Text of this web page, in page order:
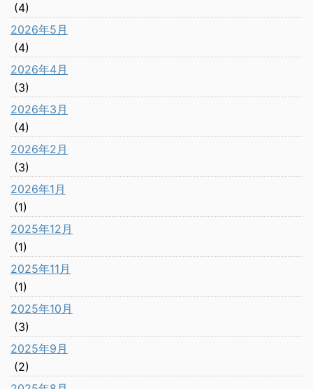
(4)
2026年5月
(4)
2026年4月
(3)
2026年3月
(4)
2026年2月
(3)
2026年1月
(1)
2025年12月
(1)
2025年11月
(1)
2025年10月
(3)
2025年9月
(2)